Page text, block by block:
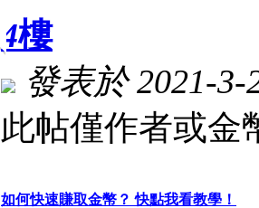
4樓
發表於 2021-3-
此帖僅作者或金
如何快速賺取金幣？ 快點我看教學！